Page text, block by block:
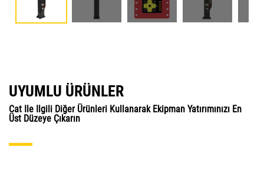
UYUMLU ÜRÜNLER
Cat Ile Ilgili Diğer Ürünleri Kullanarak Ekipman Yatırımınızı En
Üst Düzeye Çıkarın